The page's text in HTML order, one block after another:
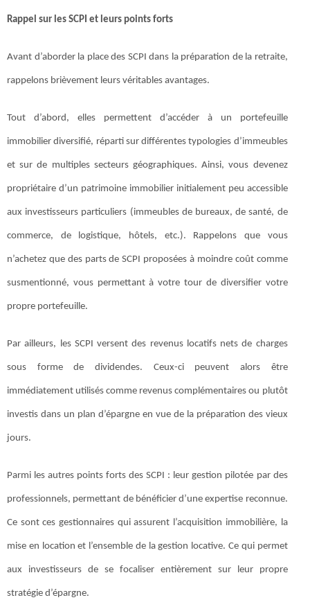
Rappel sur les SCPI et leurs points forts
Avant d’aborder la place des SCPI dans la préparation de la retraite,
rappelons brièvement leurs véritables avantages.
Tout d’abord, elles permettent d’accéder à un portefeuille
immobilier diversifié, réparti sur différentes typologies d’immeubles
et sur de multiples secteurs géographiques. Ainsi, vous devenez
propriétaire d’un patrimoine immobilier initialement peu accessible
aux investisseurs particuliers (immeubles de bureaux, de santé, de
commerce, de logistique, hôtels, etc.). Rappelons que vous
n’achetez que des parts de SCPI proposées à moindre coût comme
susmentionné, vous permettant à votre tour de diversifier votre
propre portefeuille.
Par ailleurs, les SCPI versent des revenus locatifs nets de charges
sous forme de dividendes. Ceux-ci peuvent alors être
immédiatement utilisés comme revenus complémentaires ou plutôt
investis dans un plan d’épargne en vue de la préparation des vieux
jours.
Parmi les autres points forts des SCPI : leur gestion pilotée par des
professionnels, permettant de bénéficier d’une expertise reconnue.
Ce sont ces gestionnaires qui assurent l’acquisition immobilière, la
mise en location et l’ensemble de la gestion locative. Ce qui permet
aux investisseurs de se focaliser entièrement sur leur propre
stratégie d’épargne.